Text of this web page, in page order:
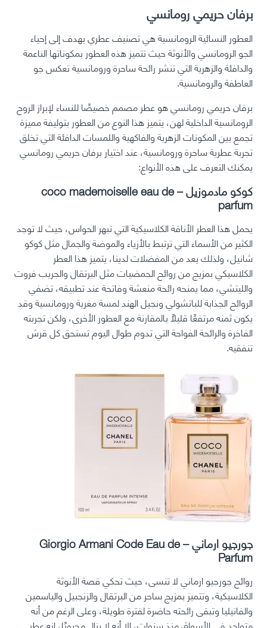
برفان حريمي رومانسي
العطور النسائية الرومانسية هي تصنيف عطري يهدف إلى إحياء
الجو الرومانسي والأنوثة حيث تتميز هذه العطور بمكوناتها الناعمة
والدافئة والزهرية التي تنشر رائحة ساحرة ورومانسية تعكس جو
العاطفة والرومانسية.
برفان حريمي رومانسي هو عطر مصمم خصيصًا للنساء لإبراز الروح
الرومانسية الداخلية لهن، يتميز هذا النوع من العطور بتوليفة مميزة
تجمع بين المكونات الزهرية والفاكهية واللمسات الدافئة التي تخلق
تجربة عطرية ساحرة ورومانسية، عند اختيار برفان حريمي رومانسي
يمكنك التعرف على هذه الأنواع:
كوكو مادموزيل – coco mademoiselle eau de
parfum
يحمل هذا العطر الأناقة الكلاسيكية التي تبهر الحواس، حيث لا توجد
الكثير من الأسماء التي ترتبط بالأزياء والموضة والجمال مثل كوكو
شانيل، ولذلك يعد من المفضلات لدينا، يتميز هذا العطر
الكلاسيكي بمزيج من روائح الحمضيات مثل البرتقال والجريب فروت
والليتشي، مما يمنحه رائحة منعشة وفاتحة عند تطبيقه، تضفي
الروائح الجذابة للباتشولي ونجيل الهند لمسة مغرية ورومانسية وقد
يكون ثمنه مرتفعًا قليلاً بالمقارنة مع العطور الأخرى، ولكن تجربته
الفاخرة والرائحة الفواحة التي تدوم طوال اليوم تستحق كل قرش
تنفقيه.
جورجيو ارماني – Giorgio Armani Code Eau de
Parfum
روائح جورجيو ارماني لا تنسى، حيث تحكي قصة الأنوثة
الكلاسيكية، وتتميز بمزيج ساحر من البرتقال والزنجبيل والياسمين
والفانيليا وتبقى رائحته حاضرة لفترة طويلة، وعلى الرغم من أنه